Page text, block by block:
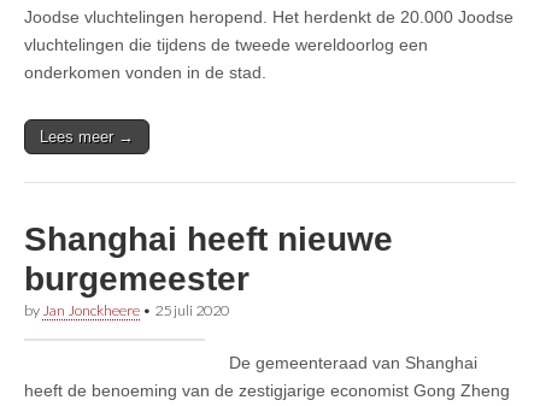
Joodse vluchtelingen heropend. Het herdenkt de 20.000 Joodse
vluchtelingen die tijdens de tweede wereldoorlog een
onderkomen vonden in de stad.
Lees meer →
Shanghai heeft nieuwe
burgemeester
by Jan Jonckheere • 25 juli 2020
De gemeenteraad van Shanghai
heeft de benoeming van de zestigjarige economist Gong Zheng